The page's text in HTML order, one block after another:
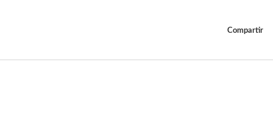
Compartir